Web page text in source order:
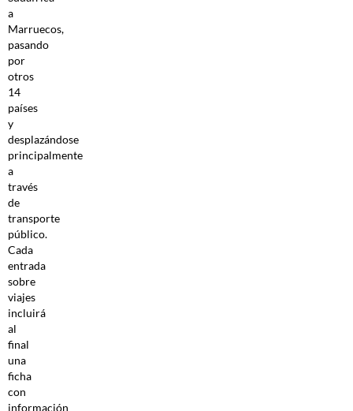
a
Marruecos,
pasando
por
otros
14
países
y
desplazándose
principalmente
a
través
de
transporte
público.
Cada
entrada
sobre
viajes
incluirá
al
final
una
ficha
con
información